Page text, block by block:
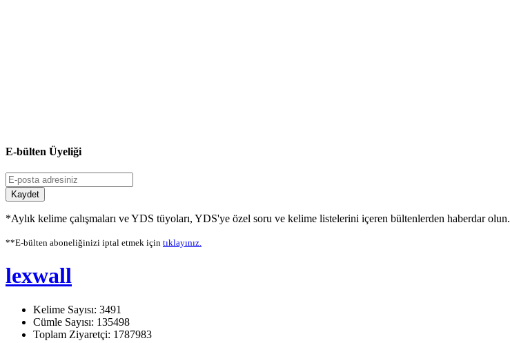
E-bülten Üyeliği
Kaydet
*Aylık kelime çalışmaları ve YDS tüyoları, YDS'ye özel soru ve kelime listelerini içeren bültenlerden haberdar olun.
**E-bülten aboneliğinizi iptal etmek için tıklayınız.
lexwall
Kelime Sayısı: 3491
Cümle Sayısı: 135498
Toplam Ziyaretçi: 1787983